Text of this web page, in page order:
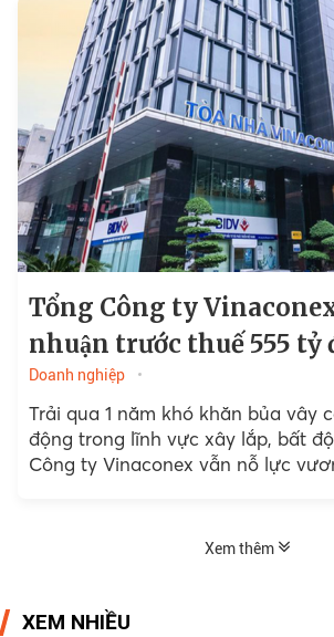
Tổng Công ty
nhuận trước thuế 555 tỷ
Doanh nghiệp
Trải qua 1 năm khó khăn bủa vây
động trong lĩnh vực xây lắp, bất
Công ty Vinaconex vẫn nỗ lực
Xem thêm
XEM NHIỀU